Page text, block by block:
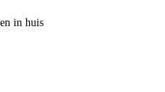
in huis